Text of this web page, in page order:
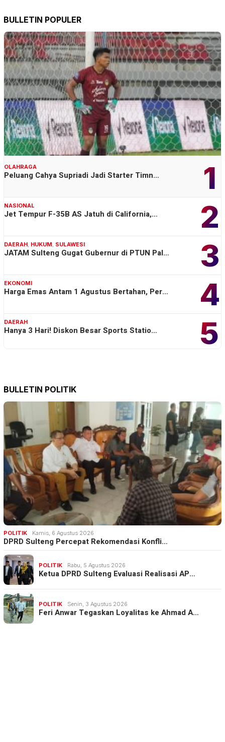
BULLETIN POPULER
1
OLAHRAGA
Peluang Cahya Supriadi Jadi Starter Timn…
2
NASIONAL
Jet Tempur F-35B AS Jatuh di California,…
3
DAERAH, HUKUM, SULAWESI
JATAM Sulteng Gugat Gubernur di PTUN Pal…
4
EKONOMI
Harga Emas Antam 1 Agustus Bertahan, Per…
5
DAERAH
Hanya 3 Hari! Diskon Besar Sports Statio…
BULLETIN POLITIK
POLITIK Kamis, 6 Agustus 2026
DPRD Sulteng Percepat Rekomendasi Konfli…
POLITIK Rabu, 5 Agustus 2026
Ketua DPRD Sulteng Evaluasi Realisasi AP…
POLITIK Senin, 3 Agustus 2026
Feri Anwar Tegaskan Loyalitas ke Ahmad A…